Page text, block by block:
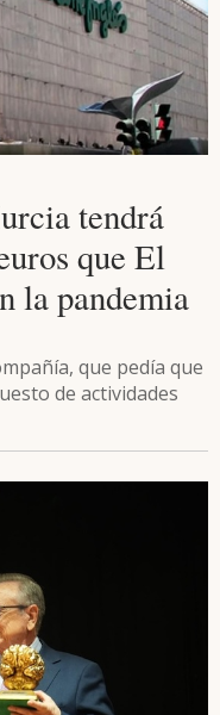
tendrá
que El
la pandemia
que pedía que
de actividades